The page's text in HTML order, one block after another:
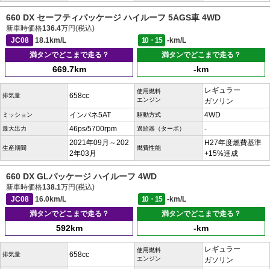
660 DX セーフティパッケージ ハイルーフ 5AGS車 4WD
新車時価格136.4万円(税込)
JC08
18.1km/L 10・15
-km/L
満タンでどこまで走る？
669.7km
満タンでどこまで走る？
-km
排気量 658cc
使用燃料
エンジン
レギュラー
ガソリン
ミッション インパネ5AT 駆動方式 4WD
最大出力 46ps/5700rpm 過給器（ターボ） -
生産期間
2021年09月～202
2年03月
燃費性能
H27年度燃費基準
+15%達成
660 DX GLパッケージ ハイルーフ 4WD
新車時価格138.1万円(税込)
JC08
16.0km/L 10・15
-km/L
満タンでどこまで走る？
592km
満タンでどこまで走る？
-km
排気量 658cc
使用燃料
エンジン
レギュラー
ガソリン